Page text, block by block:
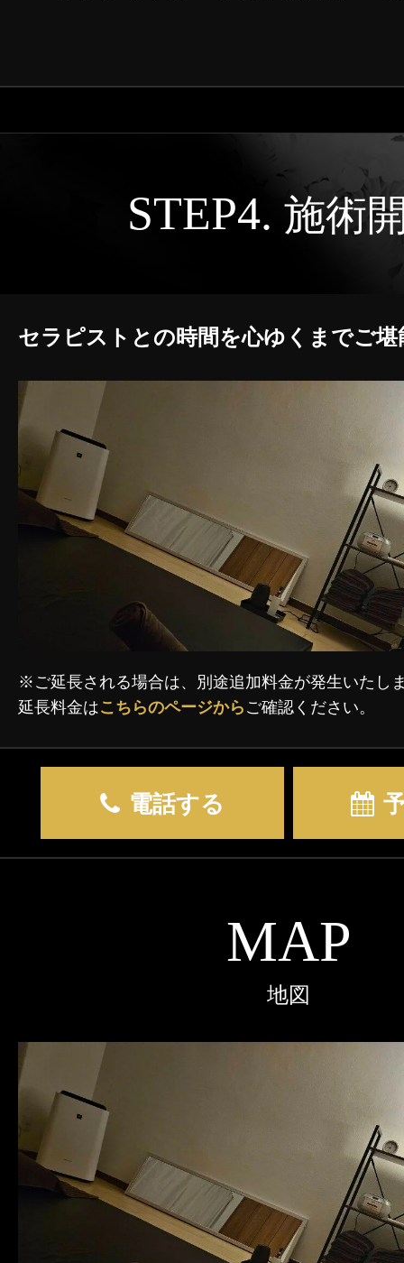
STEP4. 施術
セラピストとの時間を心ゆくまでご堪
※ご延長される場合は、別途追加料金が発生いたし
延長料金はこちらのページから ご確認ください。
電話する
MAP
地図